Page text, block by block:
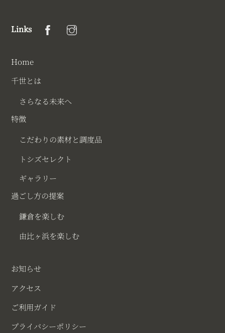
Links
Home
千世とは
さらなる未来へ
特徴
こだわりの素材と調度品
トシズセレクト
ギャラリー
過ごし方の提案
鎌倉を楽しむ
由比ヶ浜を楽しむ
お知らせ
アクセス
ご利用ガイド
プライバシーポリシー